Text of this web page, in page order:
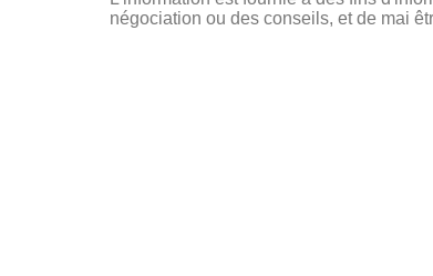
négociation ou des conseils, et de mai